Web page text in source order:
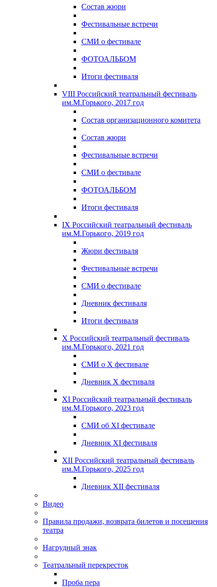
Состав жюри
Фестивальные встречи
СМИ о фестивале
ФОТОАЛЬБОМ
Итоги фестиваля
VIII Российский театральный фестиваль
им.М.Горького, 2017 год
Состав организационного комитета
Состав жюри
Фестивальные встречи
СМИ о фестивале
ФОТОАЛЬБОМ
Итоги фестиваля
IX Российский театральный фестиваль
им.М.Горького, 2019 год
Жюри фестиваля
Фестивальные встречи
СМИ о фестивале
Дневник фестиваля
Итоги фестиваля
X Российский театральный фестиваль
им.М.Горького, 2021 год
СМИ о X фестивале
Дневник X фестиваля
XI Российский театральный фестиваль
им.М.Горького, 2023 год
СМИ об XI фестивале
Дневник XI фестиваля
XII Российский театральный фестиваль
им.М.Горького, 2025 год
Дневник XII фестиваля
Видео
Правила продажи, возврата билетов и посещения
театра
Нагрудный знак
Театральный перекресток
Проба пера